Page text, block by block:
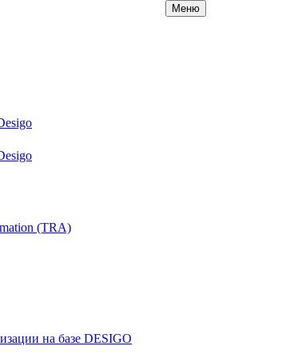
Меню
на базе DESIGO
(TRA)